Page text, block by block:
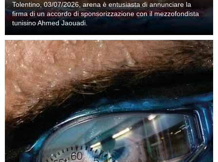
Tolentino, 03/07/2026, arena è entusiasta di annunciare la
firma di un accordo di sponsorizzazione con il mezzofondista
tunisino Ahmed Jaouadi.